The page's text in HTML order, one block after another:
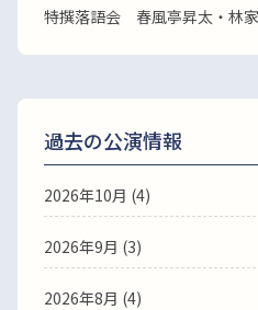
特撰落語会 春風亭昇太・林
過去の公演情報
2026年10月 (4)
2026年9月 (3)
2026年8月 (4)